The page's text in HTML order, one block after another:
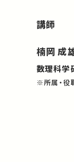
講師
楠岡 成
数理科学
※所属・役